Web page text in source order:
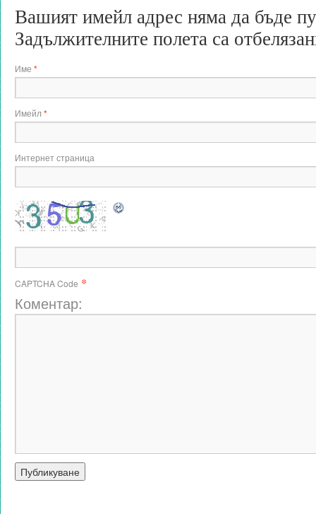
Вашият имейл адрес няма да бъде
Задължителните полета са
Име *
Имейл *
Интернет страница
CAPTCHA Code *
Коментар: